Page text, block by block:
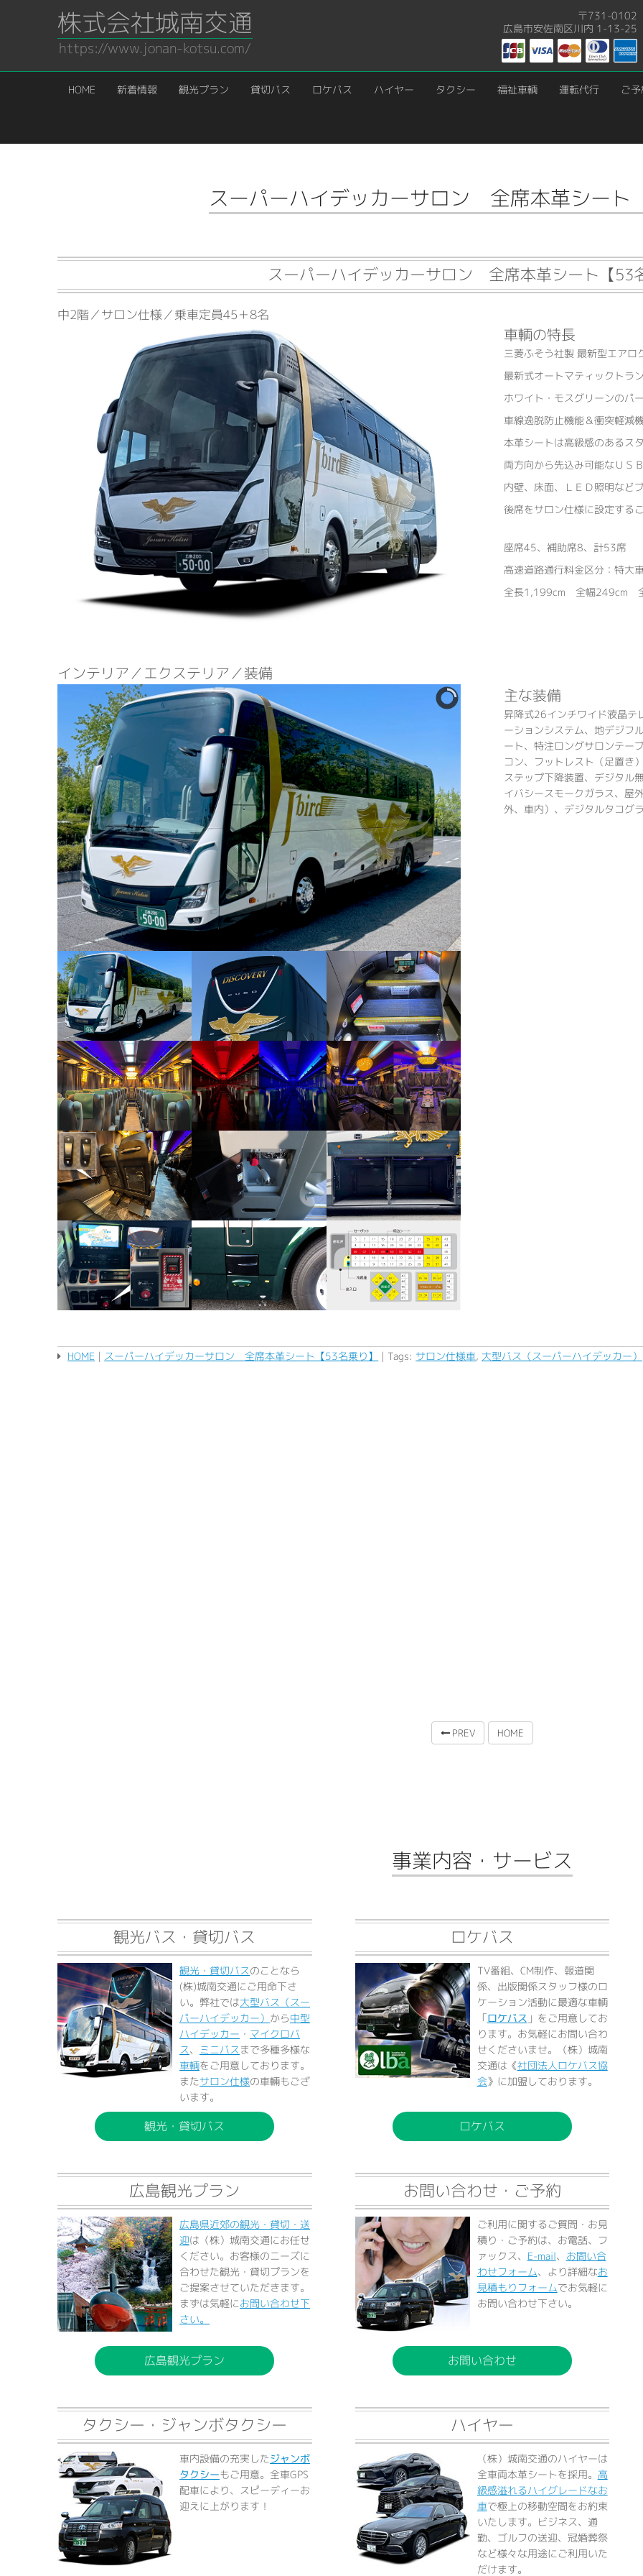
株式会社城南交通
https://www.jonan-kotsu.com/
〒731-0102
広島市安佐南区川内 1-13-25
HOME 新着情報 観光プラン 貸切バス ロケバス ハイヤー タクシー 福祉車輌 運転代行 ご
スーパーハイデッカーサロン 全席本革シート
スーパーハイデッカーサロン 全席本革シート【53
中2階／サロン仕様／乗車定員45＋8名
車輌の特長
三菱ふそう社製 最新型エアロ
最新式オートマティックトラ
ホワイト・モスグリーンのパ
車線逸脱防止機能＆衝突軽減
本革シートは高級感のあるス
両方向から先込み可能なＵＳ
内壁、床面、ＬＥＤ照明など
後席をサロン仕様に設定する
座席45、補助席8、計53席
高速道路通行料金区分：特大
全長1,199cm 全幅249cm
インテリア／エクステリア／装備
主な装備
昇降式26インチワイド液晶テ
ーションシステム、地デジフ
ート、特注ロングサロンテー
コン、フットレスト（足置き
ステップ下降装置、デジタル
イバシースモークガラス、屋
外、車内）、デジタルタコグ
HOME | スーパーハイデッカーサロン 全席本革シート【53名乗り】 | Tags: サロン仕様車, 大型バス（スーパーハイデッカー）
PREV HOME
事業内容・サービス
観光バス・貸切バス
観光・貸切バスのことなら
(株)城南交通にご用命下さ
い。弊社では大型バス（スー
パーハイデッカー） から中型
ハイデッカー ・ マイクロバ
ス、 ミニバスまで多種多様な
車輌をご用意しております。
またサロン仕様の車輛もござ
います。
観光・貸切バス
ロケバス
TV番組、CM制作、報道関
係、出版関係スタッフ様のロ
ケーション活動に最適な車輌
「ロケバス 」をご用意してお
ります。お気軽にお問い合わ
せくださいませ。（株）城南
交通は《社団法人ロケバス協
会》に加盟しております。
ロケバス
広島観光プラン
広島県近郊の観光・貸切・送
迎は（株）城南交通にお任せ
ください。お客様のニーズに
合わせた観光・貸切プランを
ご提案させていただきます。
まずは気軽にお問い合わせ下
さい。
広島観光プラン
お問い合わせ・ご予約
ご利用に関するご質問・お見
積り・ご予約は、お電話、フ
ァックス、 E-mail、 お問い合
わせフォーム、より詳細なお
見積もりフォームでお気軽に
お問い合わせ下さい。
お問い合わせ
タクシー・ジャンボタクシー
車内設備の充実したジャンボ
タクシーもご用意。全車GPS
配車により、スピーディーお
迎えに上がります！
ハイヤー
（株）城南交通のハイヤーは
全車両本革シートを採用。 高
級感溢れるハイグレードなお
車で極上の移動空間をお約束
いたします。ビジネス、通
勤、ゴルフの送迎、冠婚葬祭
など様々な用途にご利用いた
だけます。